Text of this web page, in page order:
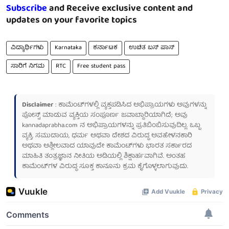
Subscribeand Receive exclusive content and
updates on your favorite topics
ವಿದ್ಯಾರ್ಥಿಗಳು Karnataka ಕರ್ನಾಟಕ
ಉಚಿತ ಬಸ್ ಪಾಸ್
ಸಾರಿಗೆ ನಿಗಮ
RTC Free student pass
Disclaimer: ಕಾಮೆಂಟ್‌ಗಳಲ್ಲಿ ವ್ಯಕ್ತಪಡಿಸಿದ ಅಭಿಪ್ರಾಯಗಳು ಅವುಗಳನ್ನು
ಪೋಸ್ಟ್ ಮಾಡುವ ವ್ಯಕ್ತಿಯ ಸಂಪೂರ್ಣ ಜವಾಬ್ದಾರಿಯಾಗಿದೆ; ಅವು
kannadaprabha.com ನ ಅಭಿಪ್ರಾಯಗಳನ್ನು ಪ್ರತಿಬಿಂಬಿಸುವುದಿಲ್ಲ. ಒಬ್ಬ
ವ್ಯಕ್ತಿ, ಸಮುದಾಯ, ಧರ್ಮ ಅಥವಾ ದೇಶದ ವಿರುದ್ಧ ಅವಹೇಳನಕಾರಿ
ಅಥವಾ ಅಶ್ಲೀಲವಾದ ಯಾವುದೇ ಕಾಮೆಂಟ್‌ಗಳು ಭಾರತ ಸರ್ಕಾರದ
ಮಾಹಿತಿ ತಂತ್ರಜ್ಞಾನ ನೀತಿಯ ಅಡಿಯಲ್ಲಿ ಶಿಕ್ಷಾರ್ಹವಾಗಿವೆ. ಅಂತಹ
ಕಾಮೆಂಟ್‌ಗಳ ವಿರುದ್ಧ ಸೂಕ್ತ ಕಾನೂನು ಕ್ರಮ ಕೈಗೊಳ್ಳಲಾಗುವುದು.